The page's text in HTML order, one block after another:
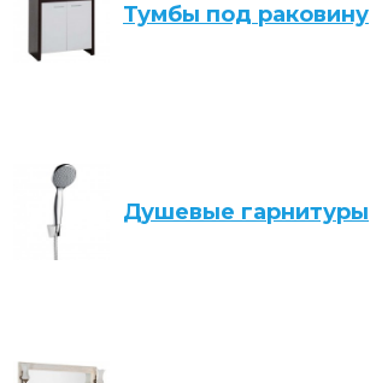
Тумбы под раковину
Душевые гарнитуры